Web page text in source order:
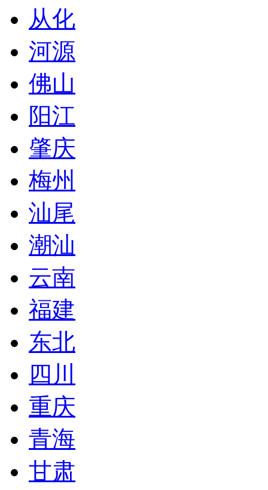
从化
河源
佛山
阳江
肇庆
梅州
汕尾
潮汕
云南
福建
东北
四川
重庆
青海
甘肃